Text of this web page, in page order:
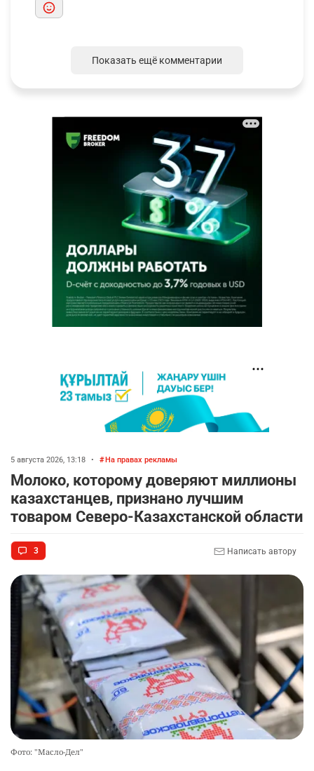
Показать ещё комментарии
5 августа 2026, 13:18 • На правах рекламы
Молоко, которому доверяют миллионы
казахстанцев, признано лучшим
товаром Северо-Казахстанской области
3 Написать автору
Фото: "Масло-Дел"